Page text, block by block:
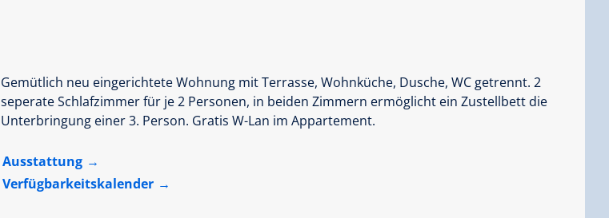
Gemütlich neu eingerichtete Wohnung mit Terrasse, Wohnküche, Dusche, WC getrennt. 2
seperate Schlafzimmer für je 2 Personen, in beiden Zimmern ermöglicht ein Zustellbett die
Unterbringung einer 3. Person. Gratis W-Lan im Appartement.
Ausstattung
Verfügbarkeitskalender